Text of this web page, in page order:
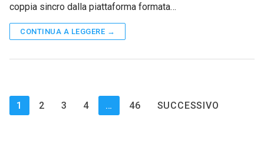
coppia sincro dalla piattaforma formata…
CONTINUA A LEGGERE →
Paginazione
degli
1 2 3 4 … 46 SUCCESSIVO